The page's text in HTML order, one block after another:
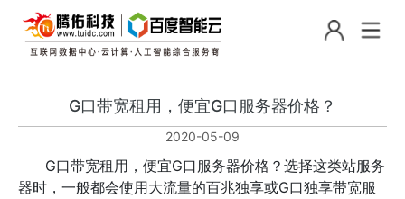
G口带宽租用，便宜G口服务器价格？
2020-05-09
G口带宽租用，便宜G口服务器价格？选择这类站服务
器时，一般都会使用大流量的百兆独享或G口独享带宽服